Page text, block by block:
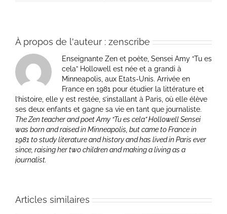
À propos de l'auteur : zenscribe
Enseignante Zen et poète, Sensei Amy “Tu es
cela” Hollowell est née et a grandi à
Minneapolis, aux Etats-Unis. Arrivée en
France en 1981 pour étudier la littérature et
l’histoire, elle y est restée, s’installant à Paris, où elle élève
ses deux enfants et gagne sa vie en tant que journaliste.
The Zen teacher and poet Amy “Tu es cela” Hollowell Sensei
was born and raised in Minneapolis, but came to France in
1981 to study literature and history and has lived in Paris ever
since, raising her two children and making a living as a
journalist.
Articles similaires